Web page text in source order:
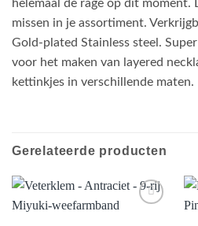
helemaal de rage op dit moment.
missen in je assortiment.
Gold-plated Stainless steel.
voor het maken van layered
kettinkjes in verschillende maten.
Gerelateerde producten